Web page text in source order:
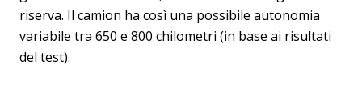
riserva. Il camion ha così una possibile autonomia
variabile tra 650 e 800 chilometri (in base ai risultati
del test).